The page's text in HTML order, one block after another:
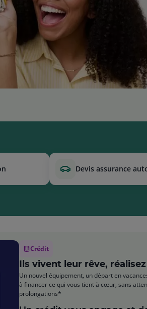
devis assurance
Crédit
Ils vivent leur rêve,
Un nouvel équipement, un départ en
à financer ce qui vous tient à cœur, sans
prolongations*​